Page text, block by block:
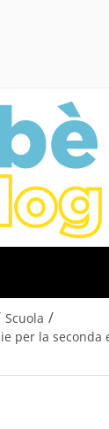
Scuola /
per la seconda